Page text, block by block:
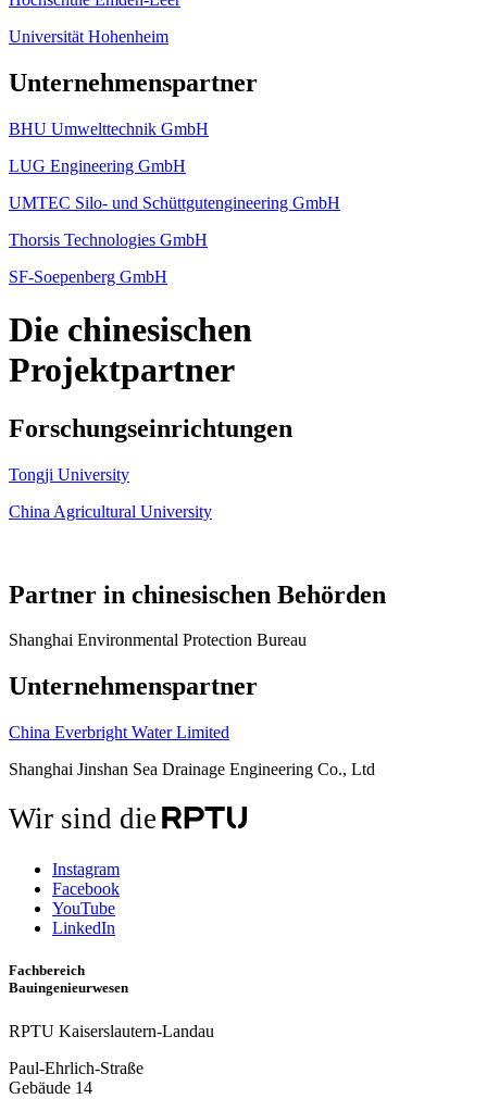
Universität Hohenheim
Unternehmenspartner
BHU Umwelttechnik GmbH
LUG Engineering GmbH
UMTEC Silo- und Schüttgutengineering GmbH
Thorsis Technologies GmbH
SF-Soepenberg GmbH
Die chinesischen
Projektpartner
Forschungseinrichtungen
Tongji University
China Agricultural University
Partner in chinesischen Behörden
Shanghai Environmental Protection Bureau
Unternehmenspartner
China Everbright Water Limited
Shanghai Jinshan Sea Drainage Engineering Co., Ltd
Wir sind die
Instagram
Facebook
YouTube
LinkedIn
Fachbereich
Bauingenieurwesen
RPTU Kaiserslautern-Landau
Paul-Ehrlich-Straße
Gebäude 14